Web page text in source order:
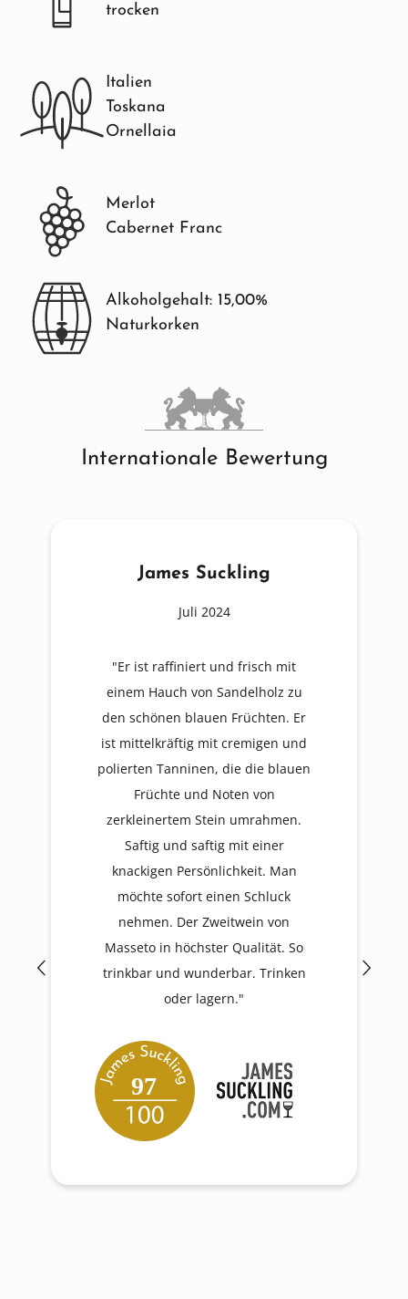
trocken
Italien
Toskana
Ornellaia
Merlot
Cabernet Franc
Alkoholgehalt: 15,00%
Naturkorken
Internationale Bewertung
James Suckling
Juli 2024
"Er ist raffiniert und frisch mit
einem Hauch von Sandelholz zu
den schönen blauen Früchten. Er
ist mittelkräftig mit cremigen und
polierten Tanninen, die die blauen
Früchte und Noten von
zerkleinertem Stein umrahmen.
Saftig und saftig mit einer
knackigen Persönlichkeit. Man
möchte sofort einen Schluck
nehmen. Der Zweitwein von
Masseto in höchster Qualität. So
trinkbar und wunderbar. Trinken
oder lagern."
97